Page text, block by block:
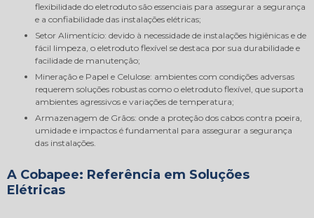
flexibilidade do eletroduto são essenciais para assegurar a segurança
e a confiabilidade das instalações elétricas;
Setor Alimentício: devido à necessidade de instalações higiênicas e de
fácil limpeza, o eletroduto flexível se destaca por sua durabilidade e
facilidade de manutenção;
Mineração e Papel e Celulose: ambientes com condições adversas
requerem soluções robustas como o eletroduto flexível, que suporta
ambientes agressivos e variações de temperatura;
Armazenagem de Grãos: onde a proteção dos cabos contra poeira,
umidade e impactos é fundamental para assegurar a segurança
das instalações.
A Cobapee: Referência em Soluções
Elétricas